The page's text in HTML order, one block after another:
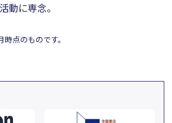
動に専念。
点のものです。